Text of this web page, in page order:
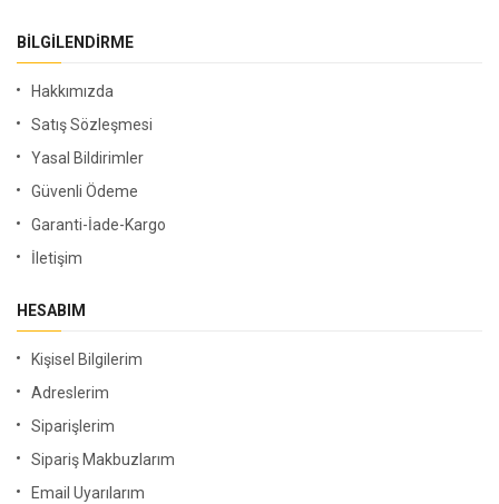
BILGILENDIRME
Hakkımızda
Satış Sözleşmesi
Yasal Bildirimler
Güvenli Ödeme
Garanti-İade-Kargo
İletişim
HESABIM
Kişisel Bilgilerim
Adreslerim
Siparişlerim
Sipariş Makbuzlarım
Email Uyarılarım